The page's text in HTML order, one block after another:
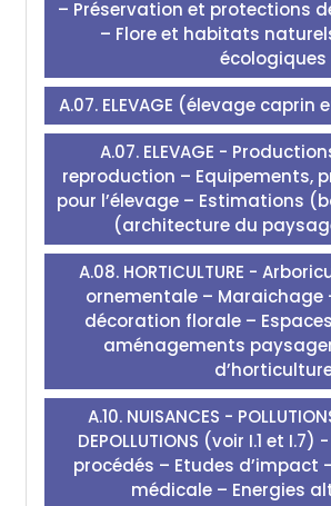
– Préservation et protections
– Flore et habitats
écologiques
A.07. ELEVAGE (élevage
A.07. ELEVAGE -
reproduction – Equipements,
pour l’élevage – Estimations
(architecture du
A.08. HORTICULTURE -
ornementale – Maraichage
décoration florale –
aménagements
A.10. NUISANCES -
DEPOLLUTIONS (voir I.1 et
procédés – Etudes d’impact
médicale – Energies